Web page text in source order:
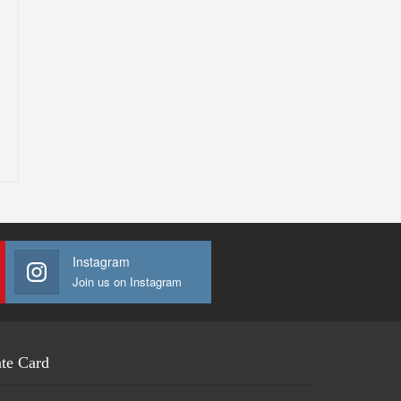
Instagram
Join us on Instagram
Card